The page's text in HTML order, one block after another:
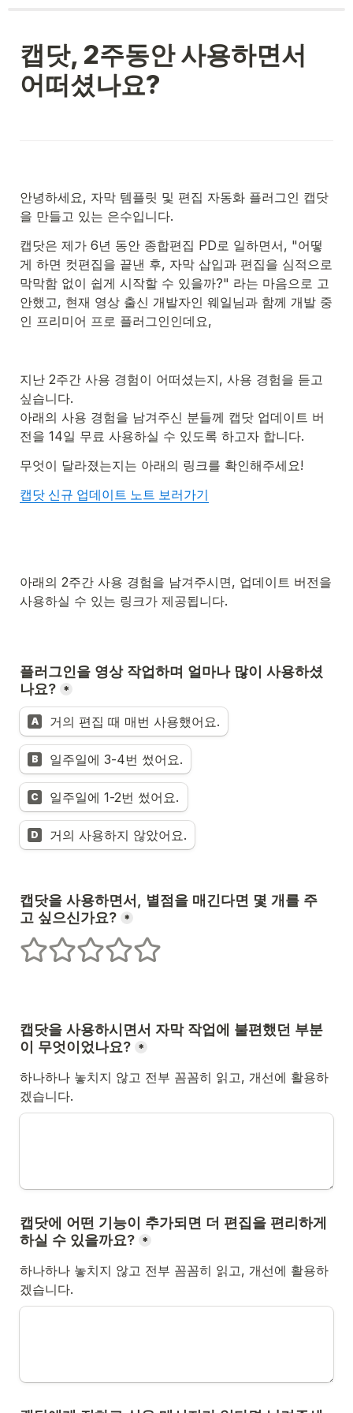
캡닷, 2주동안 사용하면서
어떠셨나요?
안녕하세요, 자막 템플릿 및 편집 자동화 플러그인 캡닷
을 만들고 있는 은수입니다.
캡닷은 제가 6년 동안 종합편집 PD로 일하면서, "어떻
게 하면 컷편집을 끝낸 후, 자막 삽입과 편집을 심적으로
막막함 없이 쉽게 시작할 수 있을까?" 라는 마음으로 고
안했고, 현재 영상 출신 개발자인 웨일님과 함께 개발 중
인 프리미어 프로 플러그인인데요,
지난 2주간 사용 경험이 어떠셨는지, 사용 경험을 듣고
싶습니다.
아래의 사용 경험을 남겨주신 분들께 캡닷 업데이트 버
전을 14일 무료 사용하실 수 있도록 하고자 합니다.
무엇이 달라졌는지는 아래의 링크를 확인해주세요!
캡닷 신규 업데이트 노트 보러가기
아래의 2주간 사용 경험을 남겨주시면, 업데이트 버전을
사용하실 수 있는 링크가 제공됩니다.
플러그인을 영상 작업하며 얼마나 많이 사용하셨
나요? *
A 거의 편집 때 매번 사용했어요.
B 일주일에 3-4번 썼어요.
C 일주일에 1-2번 썼어요.
D 거의 사용하지 않았어요.
캡닷을 사용하면서, 별점을 매긴다면 몇 개를 주
고 싶으신가요? *
1개의 별2개의 별3개의 별4개의 별5개의 별
캡닷을 사용하시면서 자막 작업에 불편했던 부분
이 무엇이었나요? *
하나하나 놓치지 않고 전부 꼼꼼히 읽고, 개선에 활용하
겠습니다.
캡닷에 어떤 기능이 추가되면 더 편집을 편리하게
하실 수 있을까요? *
하나하나 놓치지 않고 전부 꼼꼼히 읽고, 개선에 활용하